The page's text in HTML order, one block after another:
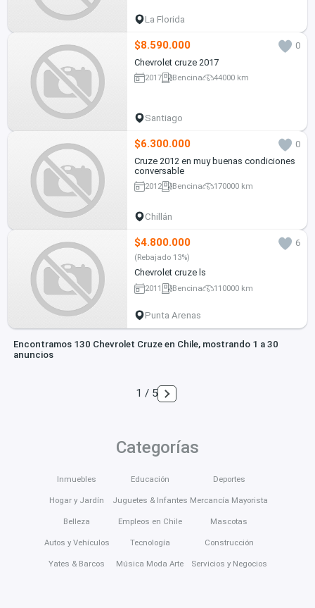
La Florida
$8.590.000
0
Chevrolet cruze 2017
2017 Bencina 44000 km
Santiago
$6.300.000
0
Cruze 2012 en muy buenas condiciones
conversable
2012 Bencina 170000 km
Chillán
$4.800.000 6
(Rebajado 13%)
Chevrolet cruze ls
2011 Bencina 110000 km
Punta Arenas
Encontramos 130 Chevrolet Cruze en Chile, mostrando 1 a 30
anuncios
1 / 5
Categorías
Inmuebles
Hogar y Jardín
Belleza
Autos y Vehículos
Yates & Barcos
Educación
Juguetes & Infantes
Empleos en Chile
Tecnología
Música Moda Arte
Deportes
Mercancía Mayorista
Mascotas
Construcción
Servicios y Negocios